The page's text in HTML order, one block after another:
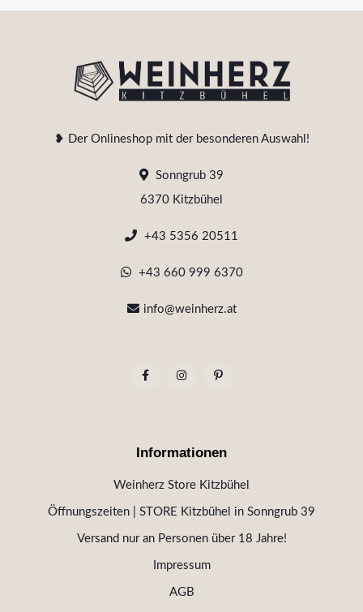
❥ Der Onlineshop mit der besonderen Auswahl!
Sonngrub 39
6370 Kitzbühel
+43 5356 20511
+43 660 999 6370
info@weinherz.at
Informationen
Weinherz Store Kitzbühel
Öffnungszeiten | STORE Kitzbühel in Sonngrub 39
Versand nur an Personen über 18 Jahre!
Impressum
AGB